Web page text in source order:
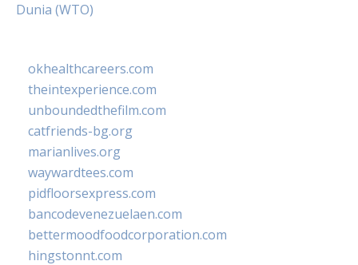
Dunia (WTO)
okhealthcareers.com
theintexperience.com
unboundedthefilm.com
catfriends-bg.org
marianlives.org
waywardtees.com
pidfloorsexpress.com
bancodevenezuelaen.com
bettermoodfoodcorporation.com
hingstonnt.com